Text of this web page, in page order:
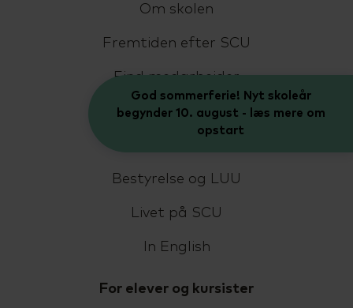
Om skolen
Fremtiden efter SCU
Find medarbejder
Kontakt
Bestyrelse og LUU
Livet på SCU
In English
For elever og kursister
God sommerferie! Nyt skoleår
begynder 10. august - læs mere om
opstart